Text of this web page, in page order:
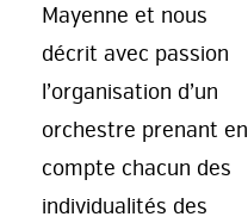
Mayenne et nous
décrit avec passion
l’organisation d’un
orchestre prenant en
compte chacun des
individualités des